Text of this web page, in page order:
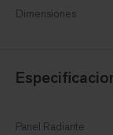
Dimensiones
Panel Radiante